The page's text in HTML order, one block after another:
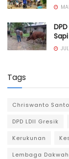
Tags
Chriswanto
DPD LDII Gresik
Kerukunan
Lembaga